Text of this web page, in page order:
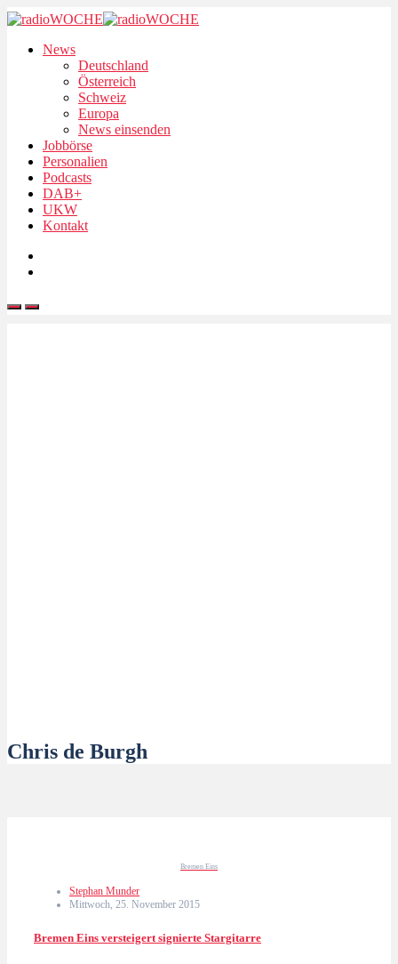
News
Deutschland
Österreich
Schweiz
Europa
News einsenden
Jobbörse
Personalien
Podcasts
DAB+
UKW
Kontakt
Chris de Burgh
Bremen Eins
Stephan Munder
Mittwoch, 25. November 2015
Bremen Eins versteigert signierte Stargitarre